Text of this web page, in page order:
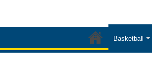
Basketball